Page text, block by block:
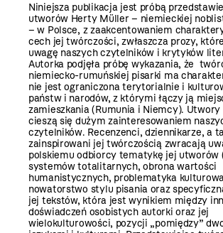
Niniejsza publikacja jest próbą
utworów Herty Müller – niemieckiej
– w Polsce, z zaakcentowaniem
cech jej twórczości, zwłaszcza prozy,
uwagę naszych czytelników i krytyków
Autorka podjęła próbę wykazania, że
niemiecko-rumuńskiej pisarki ma
nie jest ograniczona terytorialnie i
państw i narodów, z którymi łączy ją
zamieszkania (Rumunia i Niemcy).
cieszą się dużym zainteresowaniem
czytelników. Recenzenci, dziennikarze, a
zainspirowani jej twórczością zwracają
polskiemu odbiorcy tematykę jej utworów
systemów totalitarnych, obrona wartości
humanistycznych, problematyka
nowatorstwo stylu pisania oraz
jej tekstów, która jest wynikiem między
doświadczeń osobistych autorki oraz jej
wielokulturowości, pozycji „pomiędzy”